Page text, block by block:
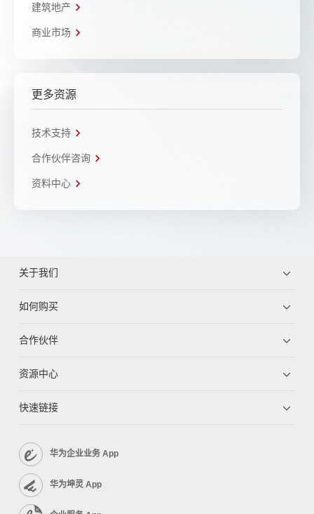
建筑地产
商业市场
更多资源
技术支持
合作伙伴咨询
资料中心
关于我们
如何购买
合作伙伴
资源中心
快速链接
华为企业业务 App
华为坤灵 App